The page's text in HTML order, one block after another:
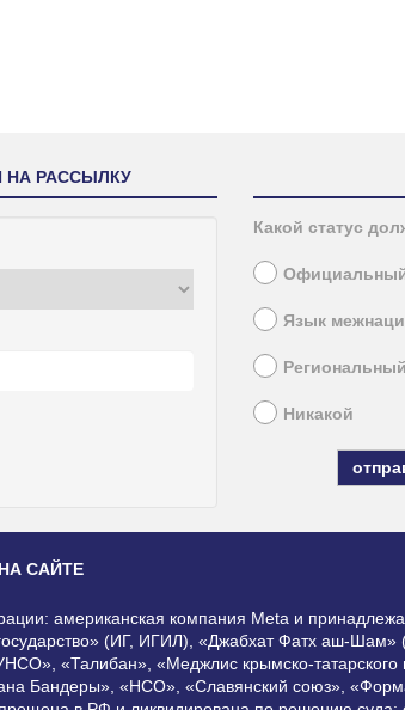
НА РАССЫЛКУ
Какой статус
Язык
Региональный
Никакой
САЙТЕ
американская компания Meta и
(ИГ, ИГИЛ), «Джабхат Фатх аш-
«Талибан», «Меджлис крымско-татарского
Бандеры», «НСО», «Славянский союз»,